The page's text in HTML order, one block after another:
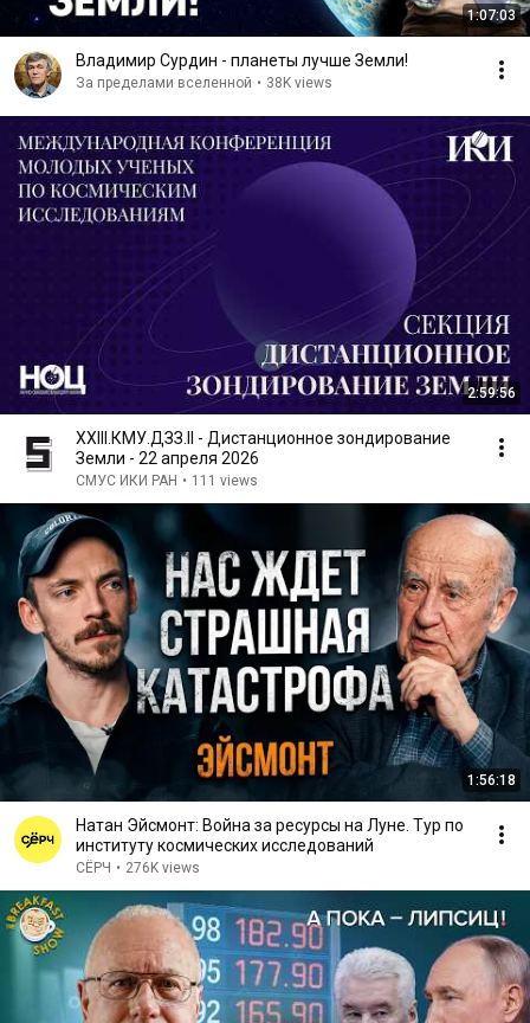
1:07:03
Владимир Сурдин - планеты лучше Земли!
За пределами вселенной • 38K views
2:59:56
XXIII.КМУ.ДЗЗ.II - Дистанционное зондирование
Земли - 22 апреля 2026
СМУС ИКИ РАН • 111 views
1:56:18
Натан Эйсмонт: Война за ресурсы на Луне. Тур по
институту космических исследований
СЁРЧ • 276K views